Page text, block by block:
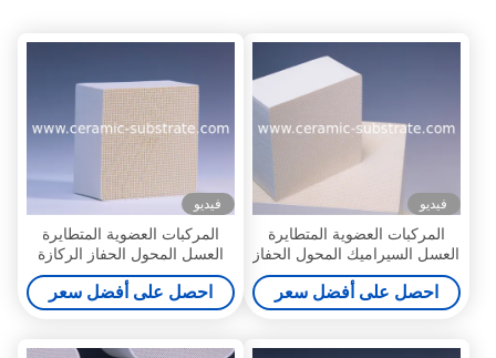
فيديو
المركبات العضوية المتطايرة
العسل السيراميك المحول الحفاز
الركيزة للحصول على سيارة
احصل على أفضل سعر
فيديو
المركبات العضوية المتطايرة
العسل المحول الحفاز الركازة
الأبيض والخلوية
احصل على أفضل سعر